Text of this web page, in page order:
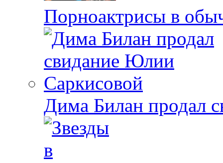
Порноактрисы в
Дима Билан продал